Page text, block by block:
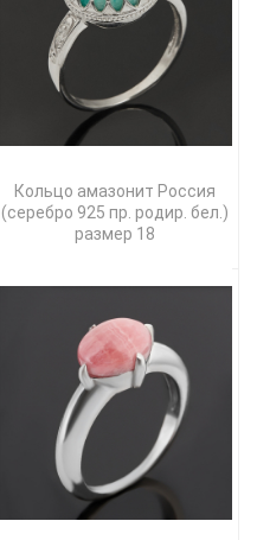
Кольцо амазонит Россия
(серебро 925 пр. родир. бел.)
размер 18